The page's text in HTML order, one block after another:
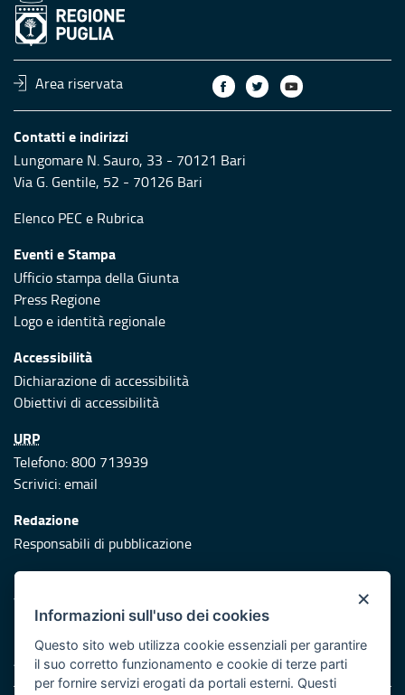
Area riservata
Contatti e indirizzi
Lungomare N. Sauro, 33 - 70121 Bari
Via G. Gentile, 52 - 70126 Bari
Elenco PEC e Rubrica
Eventi e Stampa
Ufficio stampa della Giunta
Press Regione
Logo e identità regionale
Accessibilità
Dichiarazione di accessibilità
Obiettivi di accessibilità
URP
Telefono: 800 713939
Scrivici:email
Redazione
Responsabili di pubblicazione
Protezione civile
Vai al sito di Protezione Civile Puglia
Iniziativa finanziata con risorse del POR Puglia 2014/2020 -
Asse XI
×
Informazioni sull'uso dei cookies
Questo sito web utilizza cookie essenziali per garantire
il suo corretto funzionamento e cookie di terze parti
per fornire servizi erogati da portali esterni. Questi